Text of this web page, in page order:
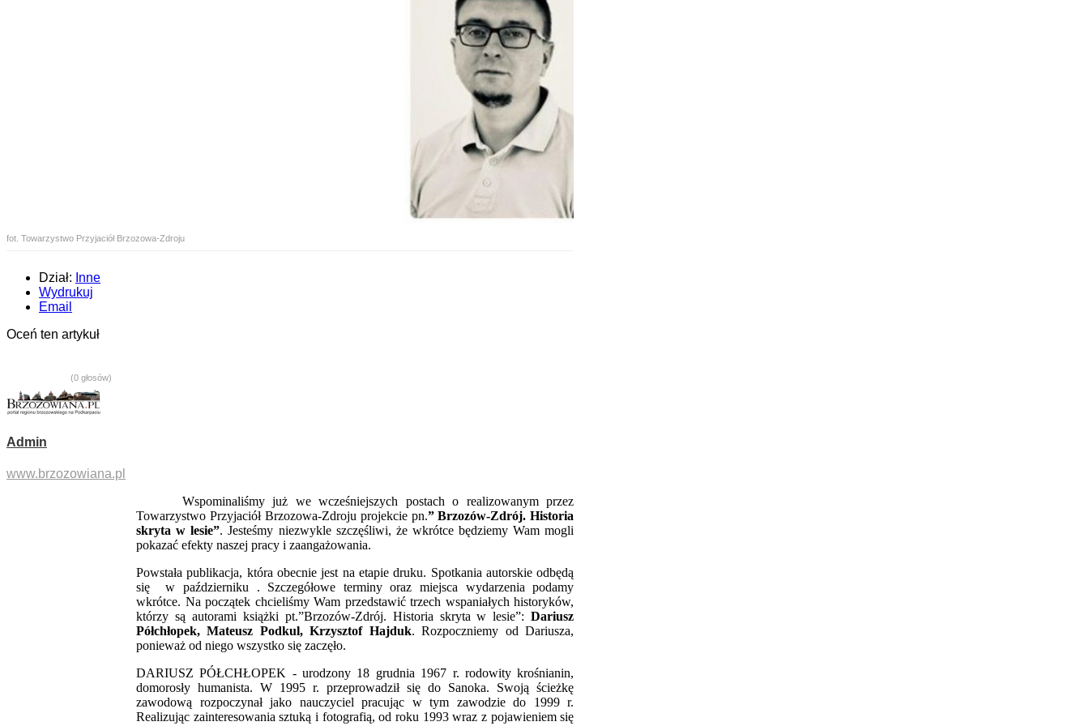
fot. Towarzystwo Przyjaciół Brzozowa-Zdroju
Dział: Inne
Wydrukuj
Email
Oceń ten artykuł
(0 głosów)
Admin
www.brzozowiana.pl
Wspominaliśmy już we wcześniejszych postach o realizowanym przez
Towarzystwo Przyjaciół Brzozowa-Zdroju projekcie pn.” Brzozów-Zdrój. Historia
skryta w lesie”. Jesteśmy niezwykle szczęśliwi, że wkrótce będziemy Wam mogli
pokazać efekty naszej pracy i zaangażowania.
Powstała publikacja, która obecnie jest na etapie druku. Spotkania autorskie odbędą
się w październiku . Szczegółowe terminy oraz miejsca wydarzenia podamy
wkrótce. Na początek chcieliśmy Wam przedstawić trzech wspaniałych historyków,
którzy są autorami książki pt.”Brzozów-Zdrój. Historia skryta w lesie”:Dariusz
Półchłopek, Mateusz Podkul, Krzysztof Hajduk. Rozpoczniemy od Dariusza,
ponieważ od niego wszystko się zaczęło.
DARIUSZ PÓŁCHŁOPEK - urodzony 18 grudnia 1967 r. rodowity krośnianin,
domorosły humanista. W 1995 r. przeprowadził się do Sanoka. Swoją ścieżkę
zawodową rozpoczynał jako nauczyciel pracując w tym zawodzie do 1999 r.
Realizując zainteresowania sztuką i fotografią, od roku 1993 wraz z pojawieniem się